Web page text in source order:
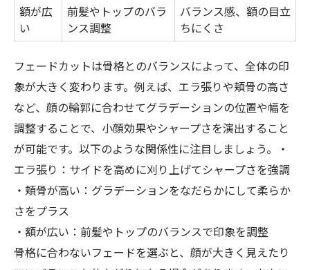
額が広
い
前髪やトップのバラ
ンス調整
バランス感、額の目立
ちにくさ
フェードカットは骨格とのバランスによって、全体の印
象が大きく変わります。例えば、エラ張りや頬骨の高さ
など、顔の輪郭に合わせてグラデーションの位置や幅を
調整することで、小顔効果やシャープさを演出すること
が可能です。以下のような関係性に注目しましょう。・
エラ張り：サイドを高めに刈り上げてシャープさを強調
・頬骨が高い：グラデーションをなだらかにして柔らか
さをプラス
・額が広い：前髪やトップのバランスで印象を調整
骨格に合わないフェードを選ぶと、顔が大きく見えたり